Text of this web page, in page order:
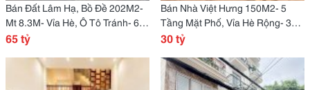
Bán Đất Lâm Hạ, Bồ Đề 202M2-
Mt 8.3M- Vỉa Hè, Ô Tô Tránh- 65
Tỷ
65 tỷ
Bán Nhà Việt Hưng 150M2- 5
Tầng Mặt Phố, Vỉa Hè Rộng- 3
Thoáng- 3X Tỷ
30 tỷ